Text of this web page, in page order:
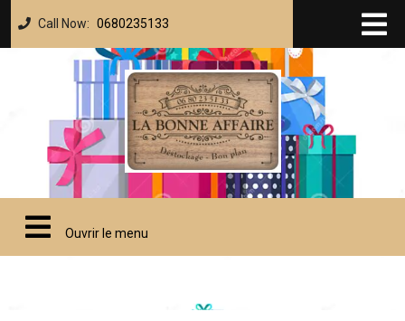
Call Now: 0680235133
Ouvrir le menu